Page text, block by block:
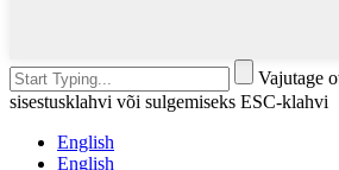
Vajutage
sisestusklahvi või sulgemiseks ESC-klahvi
English
English